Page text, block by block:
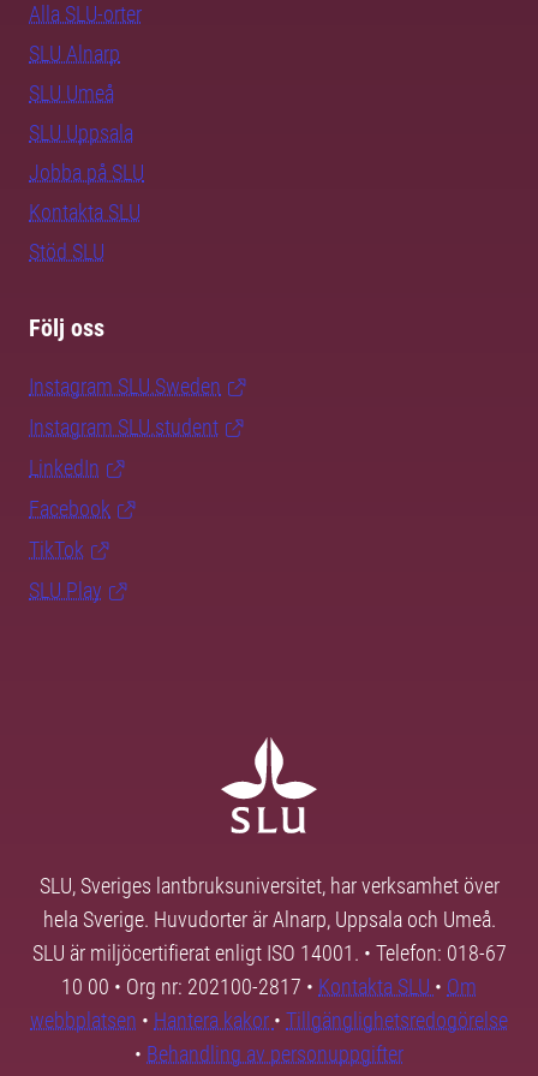
Alla SLU-orter
SLU Alnarp
SLU Umeå
SLU Uppsala
Jobba på SLU
Kontakta SLU
Stöd SLU
Följ oss
Instagram SLU.Sweden
Instagram SLU.student
LinkedIn
Facebook
TikTok
SLU Play
SLU, Sveriges lantbruksuniversitet, har verksamhet över
hela Sverige. Huvudorter är Alnarp, Uppsala och Umeå.
SLU är miljöcertifierat enligt ISO 14001. • Telefon: 018-67
10 00 • Org nr: 202100-2817 • Kontakta SLU • Om
webbplatsen • Hantera kakor • Tillgänglighetsredogörelse
• Behandling av personuppgifter